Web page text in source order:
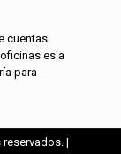
cuentas
es a
para
|